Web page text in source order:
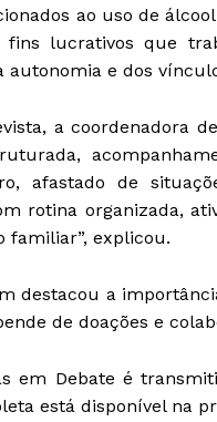
ao uso de
fins lucrativos que
autonomia e dos
a coordenadora
afastado de
rotina organizada,
familiar”, explicou.
destacou a
de doações e
em Debate é
está disponível na